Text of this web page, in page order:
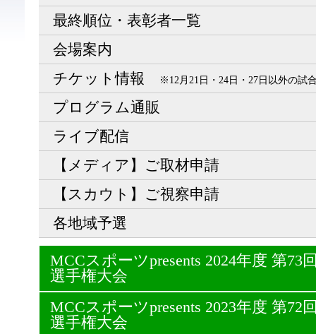
最終順位・表彰者一覧
会場案内
チケット情報
※12月21日・24日・27日以外の試
プログラム通販
ライブ配信
【メディア】ご取材申請
【スカウト】ご視察申請
各地域予選
MCCスポーツpresents 2024年度 第73
選手権大会
MCCスポーツpresents 2023年度 第72
選手権大会